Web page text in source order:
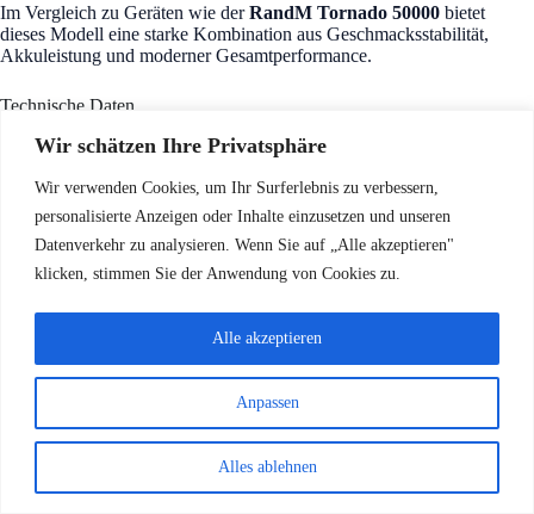
Wir schätzen Ihre Privatsphäre
Wir verwenden Cookies, um Ihr Surferlebnis zu verbessern,
personalisierte Anzeigen oder Inhalte einzusetzen und unseren
Datenverkehr zu analysieren. Wenn Sie auf „Alle akzeptieren"
klicken, stimmen Sie der Anwendung von Cookies zu.
Anpassen
Alles ablehnen
Alle akzeptieren
Im Vergleich zu Geräten wie derRandM Tornado 50000 bietet
dieses Modell eine starke Kombination aus Geschmacksstabilität,
Akkuleistung und moderner Gesamtperformance.
Technische Daten
Produktname:Tornado Fumot Vape 50000
Tank Kapazität:12ml + 12ml Dual Tank
Coil:0,92Ω Mesh Coil
1100mAh wiederaufladbar
Ladeanschluss:USB Type-C
Display:LED Akkuanzeige
Geschmacksoptionen:19 Kombinationen
Zugautomatik
Tornado Fumot Vape 50000ist ideal für Nutzer, die Folgendes
suchen:
Lange Lebensdauer